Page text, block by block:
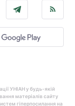
УНІАН у будь-якій
матеріалів сайту
гіперпосилання на